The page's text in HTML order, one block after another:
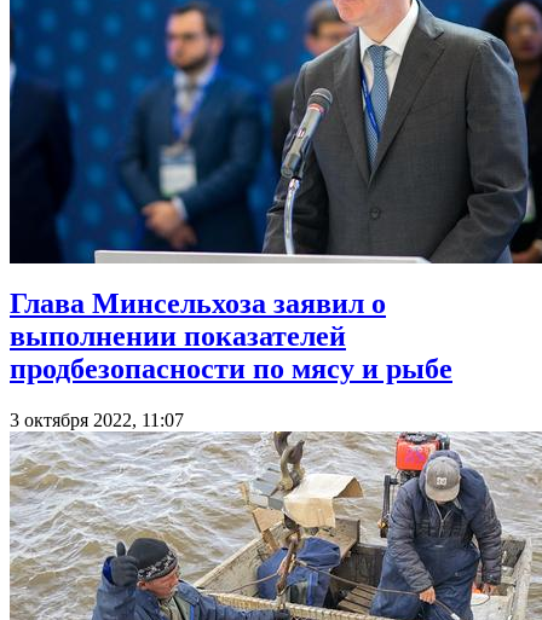
Глава Минсельхоза заявил о
выполнении показателей
продбезопасности по мясу и рыбе
3 октября 2022, 11:07